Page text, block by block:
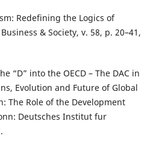
Redefining the Logics of
& Society, v. 58, p. 20–41,
“D” into the OECD – The DAC in
Evolution and Future of Global
The Role of the Development
Deutsches Institut fur